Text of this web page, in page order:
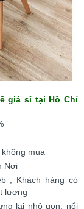
giá sỉ tại Hồ Chí
mua
Nơi
, Khách hàng có
lượng
lại nhỏ gọn, nổi